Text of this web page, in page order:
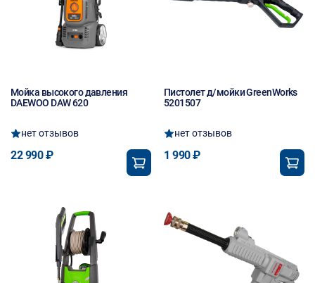
Мойка высокого давления
DAEWOO DAW 620
нет отзывов
22 990 ₽
Пистолет д/мойки GreenWorks
5201507
нет отзывов
1 990 ₽